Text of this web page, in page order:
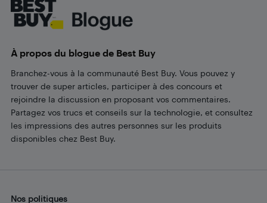
À propos du blogue de Best Buy
Branchez-vous à la communauté Best Buy. Vous pouvez y
trouver de super articles, participer à des concours et
rejoindre la discussion en proposant vos commentaires.
Partagez vos trucs et conseils sur la technologie, et consultez
les impressions des autres personnes sur les produits
disponibles chez Best Buy.
Nos politiques